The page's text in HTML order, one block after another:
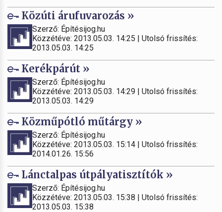
Közúti árufuvarozás »
Szerző: Építésijog.hu
Közzétéve: 2013.05.03. 14:25 | Utolsó frissítés:
2013.05.03. 14:25
Kerékpárút »
Szerző: Építésijog.hu
Közzétéve: 2013.05.03. 14:29 | Utolsó frissítés:
2013.05.03. 14:29
Közműpótló műtárgy »
Szerző: Építésijog.hu
Közzétéve: 2013.05.03. 15:14 | Utolsó frissítés:
2014.01.26. 15:56
Lánctalpas útpályatisztítók »
Szerző: Építésijog.hu
Közzétéve: 2013.05.03. 15:38 | Utolsó frissítés:
2013.05.03. 15:38